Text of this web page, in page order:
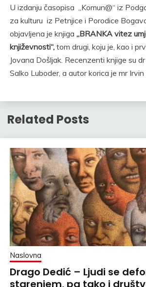
U izdanju časopisa „Komun@“ iz
za kulturu iz Petnjice i Porodice
objavljena je knjiga „BRANKA vitez
književnosti“, tom drugi, koju je, kao i
Jovana Došljak. Recenzenti knjige su
Salko Luboder, a autor korica je mr Irvin
Related Posts
Naslovna
Drago Dedić – Ljudi se
starenjem, pa tako i